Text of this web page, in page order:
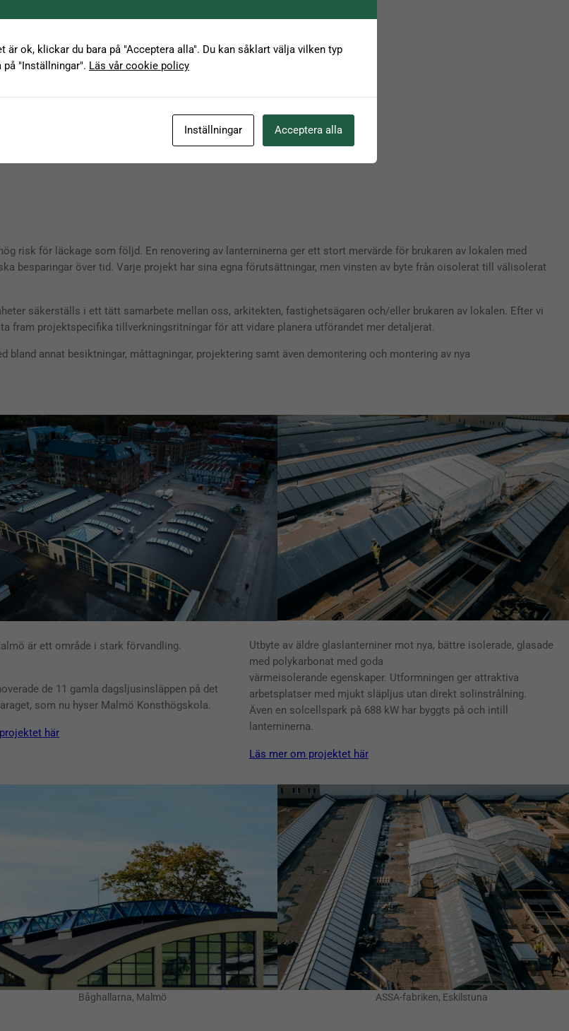
risk för läckage som följd. En renovering av lanterninerna ger ett stort mervärde för brukaren av lokalen med
besparingar över tid. Varje projekt har sina egna förutsättningar, men vinsten av byte från oisolerat till välisolerat
säkerställs i ett tätt samarbete mellan oss, arkitekten, fastighetsägaren och/eller brukaren av lokalen. Efter vi
fram projektspecifika tillverkningsritningar för att vidare planera utförandet mer detaljerat.
annat besiktningar, måttagningar, projektering samt även demontering och montering av nya
är ett område i stark förvandling.
de 11 gamla dagsljusinsläppen på det
som nu hyser Malmö Konsthögskola.
här
Utbyte av äldre glaslanterniner mot nya, bättre isolerade, glasade
med polykarbonat med goda
värmeisolerande egenskaper. Utformningen ger attraktiva
arbetsplatser med mjukt släpljus utan direkt solinstrålning.
Även en solcellspark på 688 kW har byggts på och intill
lanterninerna.
Läs mer om projektet här
Båghallarna, Malmö ASSA-fabriken, Eskilstuna
är ok, klickar du bara på "Acceptera alla". Du kan såklart välja vilken typ
"Inställningar". Läs vår cookie policy
Inställningar Acceptera alla